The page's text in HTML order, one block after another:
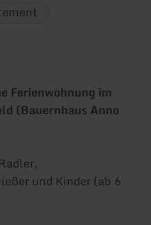
Ferienwohnung im
(Bauernhaus Anno
und Kinder (ab 6